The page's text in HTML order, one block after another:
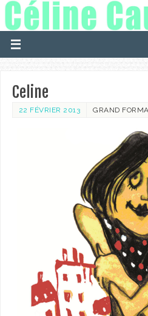
Celine
22 FÉVRIER 2013 GRAND